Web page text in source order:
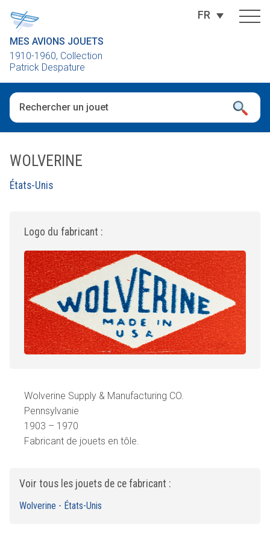
MES AVIONS JOUETS
1910-1960, Collection
Patrick Despature
FR
WOLVERINE
États-Unis
Logo du fabricant :
Wolverine Supply & Manufacturing CO.
Pennsylvanie
1903 – 1970
Fabricant de jouets en tôle.
Voir tous les jouets de ce fabricant :
Wolverine - États-Unis